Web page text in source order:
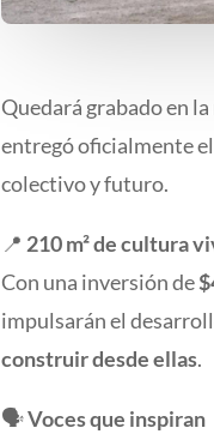
Quedará grabado en
entregó oficialmente
colectivo y futuro.
📍210 m² de cultura
Con una inversión de
impulsarán el
construir desde ellas.
🗣Voces que inspiran